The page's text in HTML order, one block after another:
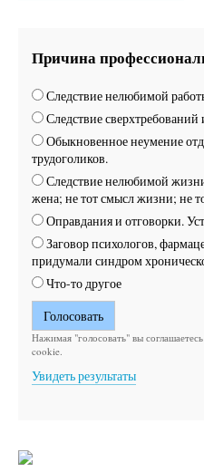
Причина
Следствие нелюбимой
Следствие
Обыкновенное неумение
трудоголиков.
Следствие нелюбимой
жена; не тот смысл жизни; не
Оправдания и отговорки.
Заговор психологов,
придумали синдром
Что-то другое
Нажимая "голосовать" вы
cookie.
Увидеть результаты